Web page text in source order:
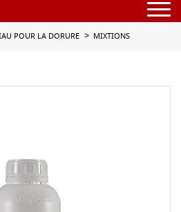
POUR LA DORURE MIXTIONS